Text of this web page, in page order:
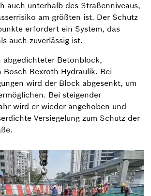
auch unterhalb des Straßenniveaus,
am größten ist. Der Schutz
erfordert ein System, das
auch zuverlässig ist.
abgedichteter Betonblock,
Bosch Rexroth Hydraulik. Bei
wird der Block abgesenkt, um
Bei steigender
wird er wieder angehoben und
Versiegelung zum Schutz der